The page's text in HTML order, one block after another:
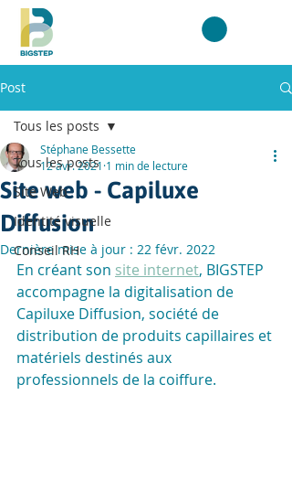
Post
Tous les posts
Site Web
Identité visuelle
Conseil RH
Tous les posts
Site web - Capiluxe
Diffusion
Stéphane Bessette
12 avr. 2021 1 min de lecture
Dernière mise à jour : 22 févr. 2022
En créant son site internet, BIGSTEP
accompagne la digitalisation de
Capiluxe Diffusion, société de
distribution de produits capillaires et
matériels destinés aux
professionnels de la coiffure.